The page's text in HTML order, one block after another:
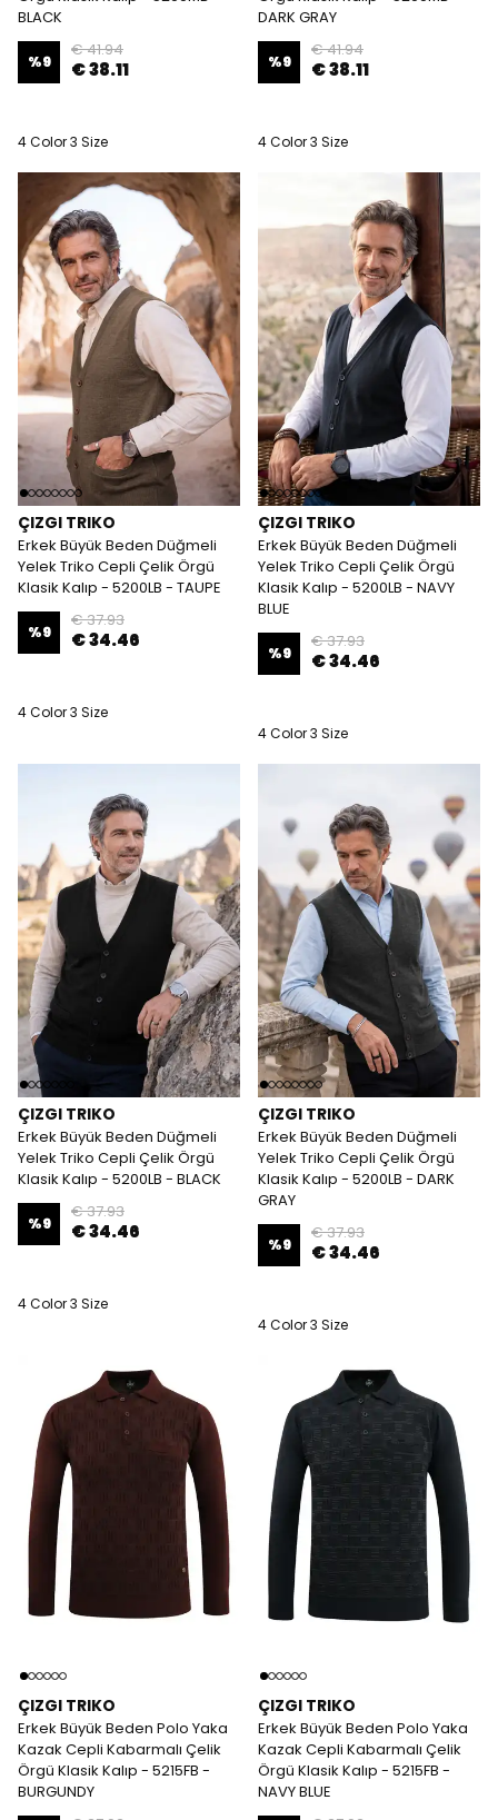
BLACK
%9
€ 41.94
€ 38.11
4 Color 3 Size
DARK GRAY
%9
€ 41.94
€ 38.11
4 Color 3 Size
ÇIZGI TRIKO
Erkek Büyük Beden Düğmeli
Yelek Triko Cepli Çelik Örgü
Klasik Kalıp - 5200LB - TAUPE
%9
€ 37.93
€ 34.46
4 Color 3 Size
ÇIZGI TRIKO
Erkek Büyük Beden Düğmeli
Yelek Triko Cepli Çelik Örgü
Klasik Kalıp - 5200LB - NAVY
BLUE
%9
€ 37.93
€ 34.46
4 Color 3 Size
ÇIZGI TRIKO
Erkek Büyük Beden Düğmeli
Yelek Triko Cepli Çelik Örgü
Klasik Kalıp - 5200LB - BLACK
%9
€ 37.93
€ 34.46
4 Color 3 Size
ÇIZGI TRIKO
Erkek Büyük Beden Düğmeli
Yelek Triko Cepli Çelik Örgü
Klasik Kalıp - 5200LB - DARK
GRAY
%9
€ 37.93
€ 34.46
4 Color 3 Size
ÇIZGI TRIKO
Erkek Büyük Beden Polo Yaka
Kazak Cepli Kabarmalı Çelik
Örgü Klasik Kalıp - 5215FB -
BURGUNDY
ÇIZGI TRIKO
Erkek Büyük Beden Polo Yaka
Kazak Cepli Kabarmalı Çelik
Örgü Klasik Kalıp - 5215FB -
NAVY BLUE